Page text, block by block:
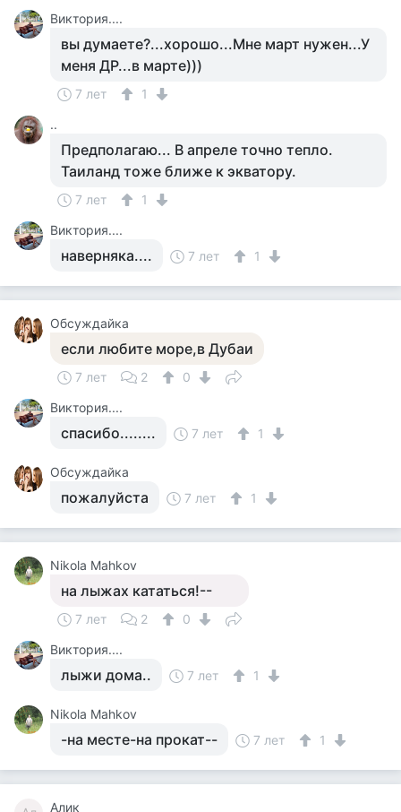
Виктория....
вы думаете?...хорошо...Мне март нужен...У
меня ДР...в марте)))
7 лет
1
..
Предполагаю... В апреле точно тепло.
Таиланд тоже ближе к экватору.
7 лет
1
Виктория....
наверняка.... 7 лет 1
Обсуждайка
если любите море,в Дубаи
7 лет 2
0
Виктория....
спасибо........ 7 лет 1
Обсуждайка
пожалуйста 7 лет 1
Nikola Mahkov
на лыжах кататься!--
7 лет 2
0
Виктория....
лыжи дома.. 7 лет 1
Nikola Mahkov
-на месте-на прокат-- 7 лет 1
Алик